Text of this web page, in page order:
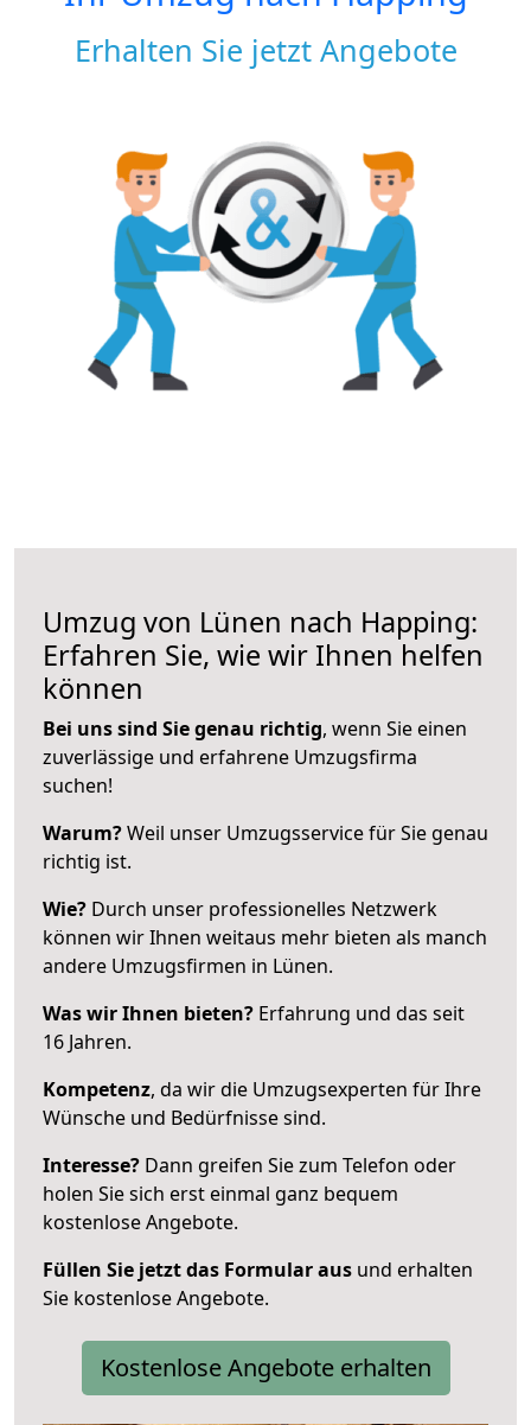
Erhalten Sie jetzt Angebote
Umzug von Lünen nach Happing:
Erfahren Sie, wie wir Ihnen helfen
können
Bei uns sind Sie genau richtig, wenn Sie einen
zuverlässige und erfahrene Umzugsfirma
suchen!
Warum?Weil unser Umzugsservice für Sie genau
richtig ist.
Wie? Durch unser professionelles Netzwerk
können wir Ihnen weitaus mehr bieten als manch
andere Umzugsfirmen in Lünen.
Was wir Ihnen bieten? Erfahrung und das seit
16 Jahren.
Kompetenz, da wir die Umzugsexperten für Ihre
Wünsche und Bedürfnisse sind.
Interesse? Dann greifen Sie zum Telefon oder
holen Sie sich erst einmal ganz bequem
kostenlose Angebote.
Füllen Sie jetzt das Formular aus und erhalten
Sie kostenlose Angebote.
Kostenlose Angebote erhalten